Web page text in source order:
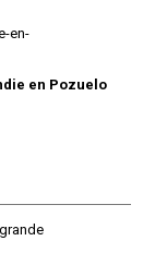
en Pozuelo